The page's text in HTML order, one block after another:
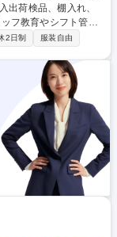
フ教育やシフト管理
全体のマネジメント
待しています！ 【ポ
ているため、やりが
ため、裁量権のある
リアアップができま
2日制 服装自由